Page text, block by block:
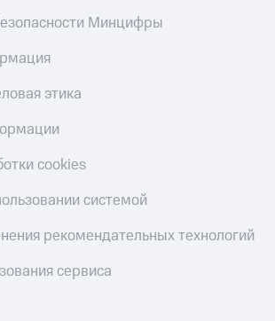
Минцифры
этика
cookies
системой
рекомендательных технологий
сервиса